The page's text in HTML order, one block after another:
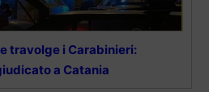
travolge i Carabinieri:
a Catania